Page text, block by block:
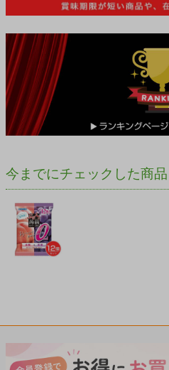
今までにチェックした商品